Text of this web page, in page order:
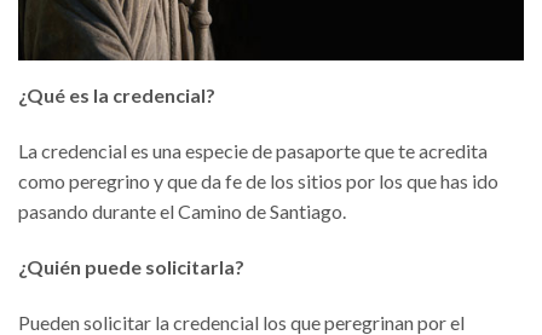
¿Qué es la credencial?
La credencial es una especie de pasaporte que te acredita
como peregrino y que da fe de los sitios por los que has ido
pasando durante el Camino de Santiago.
¿Quién puede solicitarla?
Pueden solicitar la credencial los que peregrinan por el